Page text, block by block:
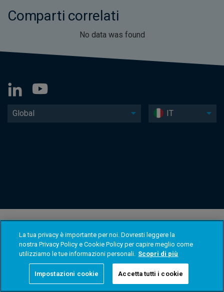
Comparti correlati
No data was found
Global IT
La tua privacy è importante per noi. Dovresti leggere la
nostra Privacy Policy e Cookie Policy per capire meglio come
utilizziamo le tue informazioni personali. Scopri di più
Impostazioni cookie Accetta tutti i cookie